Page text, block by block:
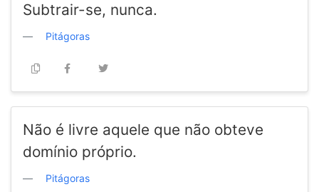
Subtrair-se, nunca.
Pitágoras
Não é livre aquele que não obteve
domínio próprio.
Pitágoras